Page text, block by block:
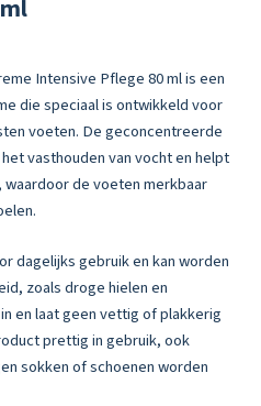
Intensive Pflege 80 ml is een
die speciaal is ontwikkeld voor
voeten. De geconcentreerde
vasthouden van vocht en helpt
de voeten merkbaar
dagelijks gebruik en kan worden
zoals droge hielen en
en laat geen vettig of plakkerig
prettig in gebruik, ook
sokken of schoenen worden